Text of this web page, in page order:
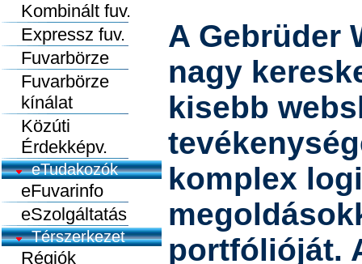
Kombinált fuv.
Expressz fuv.
Fuvarbörze
Fuvarbörze
kínálat
Közúti
Érdekképv.
eTudakozók
eFuvarinfo
eSzolgáltatás
Térszerkezet
Régiók
A Gebrüder
nagy
kisebb
komplex
portfólióját.